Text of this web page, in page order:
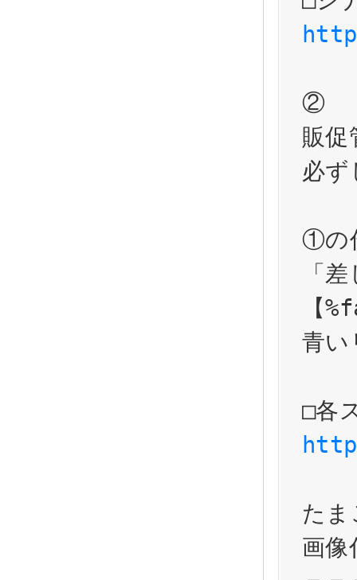
②
販促
必
①の
「
【
青い
た
画像